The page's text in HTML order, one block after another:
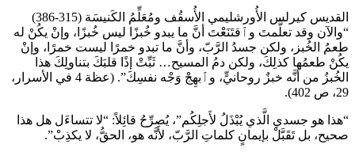
القديس كيرلس الأُورشليمي الأُسقُف ومُعَلِّمُ الكَنيسَة (315-386)
“والآن وقد تعلَّمتَ وٱقتَنَعْتَ أنَّ ما يبدو خُبزًا ليس خُبزًا، وإنْ يكُنْ له
طعمُ الخُبز، ولكن جسدُ الرَّبّ، وأنَّ ما تبدو خمرًا ليست خمرًا، وإنْ
يكُنْ طعمُها كذلِكَ، ولكن دمُ المسيح… ثَبِّتْ إذًا قلبَكَ بتناولِكَ هذا
الخُبزُ من أنَّه خبزٌ روحانيٍّ، وٱبهِجْ وَجْه نفسِكَ”. (عظة 4 في الأسرار،
29، ص 402).
“هذا هو جسدي الَّذي يُبْذَلُ لأَجلِكُم”، يُصرِّحُ قائِلاً: “لا تتساءَل هل هذا
صحيح، بل تَقَبَّلْ بإيمانٍ كلماتِ الرَّبّ، لأَنَّه هو، الحقُّ، لا يكذِبْ”.